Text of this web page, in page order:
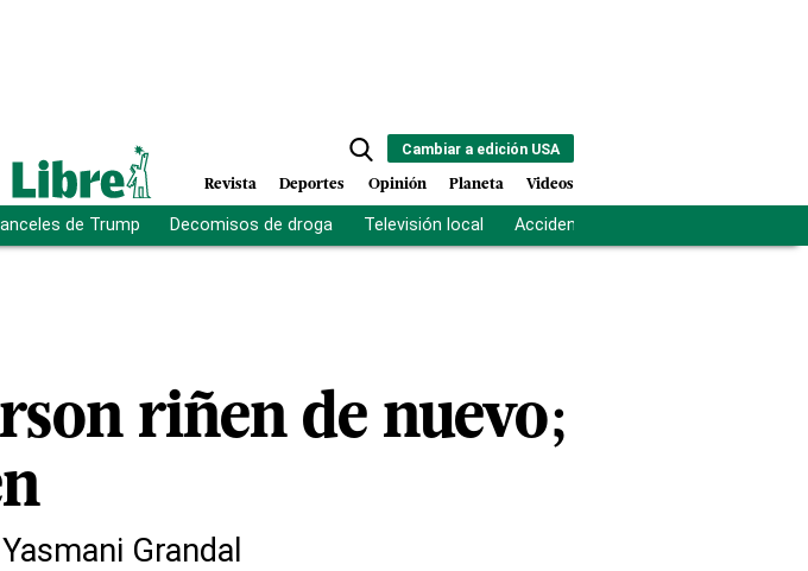
Cambiar a edición USA
Revista Deportes Opinión Planeta Videos
de Trump Decomisos de droga Televisión local Accidente Los Ríos
riñen de nuevo;
Grandal